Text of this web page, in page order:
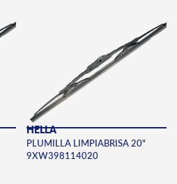
HELLA
PLUMILLA LIMPIABRISA 20"
9XW398114020